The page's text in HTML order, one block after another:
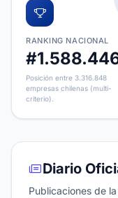
RANKING NACIONAL
Posición entre 3.316.848
empresas chilenas (multi-
criterio).
Diario
Publicaciones de